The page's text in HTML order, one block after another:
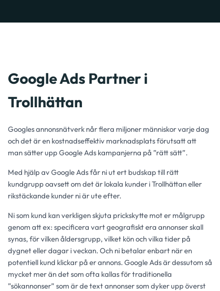
Google Ads Partner i
Trollhättan
Googles annonsnätverk når flera miljoner människor varje dag
och det är en kostnadseffektiv marknadsplats förutsatt att
man sätter upp Google Ads kampanjerna på ”rätt sätt”.
Med hjälp av Google Ads får ni ut ert budskap till rätt
kundgrupp oavsett om det är lokala kunder i Trollhättan eller
rikstäckande kunder ni är ute efter.
Ni som kund kan verkligen skjuta prickskytte mot er målgrupp
genom att ex: specificera vart geografiskt era annonser skall
synas, för vilken åldersgrupp, vilket kön och vilka tider på
dygnet eller dagar i veckan. Och ni betalar enbart när en
potentiell kund klickar på er annons. Google Ads är dessutom så
mycket mer än det som ofta kallas för traditionella
”sökannonser” som är de text annonser som dyker upp överst